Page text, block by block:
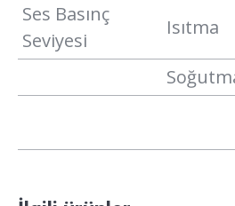
Ses Basınç
Seviyesi
Isıtma